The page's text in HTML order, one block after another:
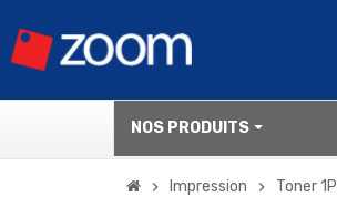
NOS PRODUITS
chevron_right Impression chevron_right Toner